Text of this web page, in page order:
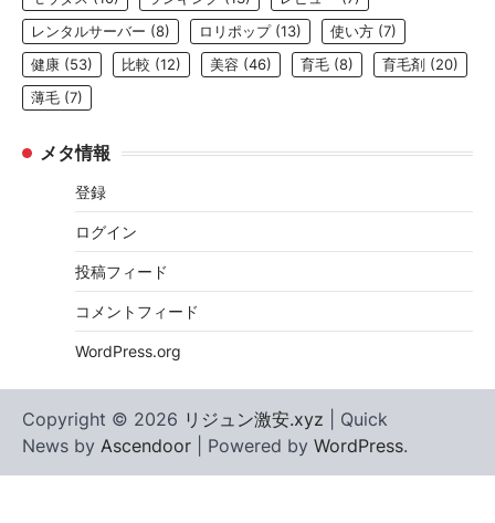
レンタルサーバー (8) ロリポップ(13) 使い方 (7)
健康 (53) 比較 (12) 美容 (46) 育毛 (8) 育毛剤 (20)
薄毛 (7)
メタ情報
登録
ログイン
投稿フィード
コメントフィード
WordPress.org
Copyright © 2026 リジュン激安.xyz | Quick
News by Ascendoor | Powered by WordPress.